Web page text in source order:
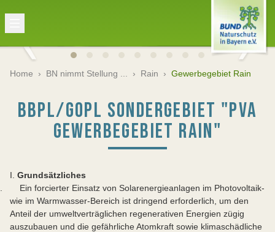
Home › BN nimmt Stellung ... › Rain › Gewerbegebiet Rain
BBPL/GOPL SONDERGEBIET "PVA
GEWERBEGEBIET RAIN"
I. Grundsätzliches
Ein forcierter Einsatz von Solarenergieanlagen im Photovoltaik-
wie im Warmwasser-Bereich ist dringend erforderlich, um den
Anteil der umweltverträglichen regenerativen Energien zügig
auszubauen und die gefährliche Atomkraft sowie klimaschädliche